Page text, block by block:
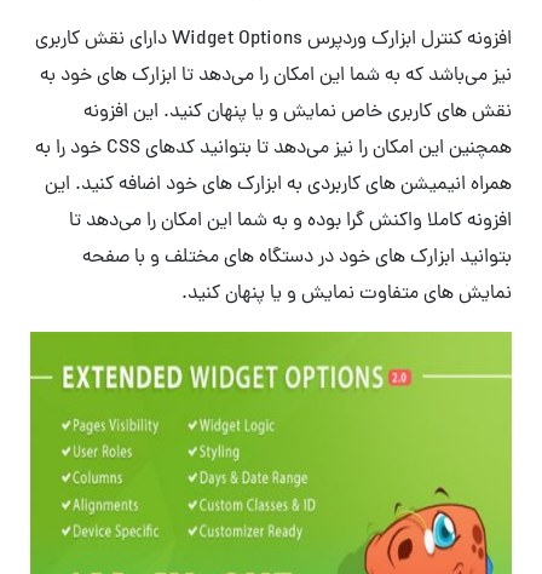
افزونه کنترل ابزارک وردپرس Widget Options دارای نقش کاربری
نیز می‌باشد که به شما این امکان را می‌دهد تا ابزارک های خود به
نقش های کاربری خاص نمایش و یا پنهان کنید. این افزونه
همچنین این امکان را نیز می‌دهد تا بتوانید کدهای CSS خود را به
همراه انیمیشن های کاربردی به ابزارک های خود اضافه کنید. این
افزونه کاملا واکنش گرا بوده و به شما این امکان را می‌دهد تا
بتوانید ابزارک های خود در دستگاه های مختلف و با صفحه
نمایش های متفاوت نمایش و یا پنهان کنید.